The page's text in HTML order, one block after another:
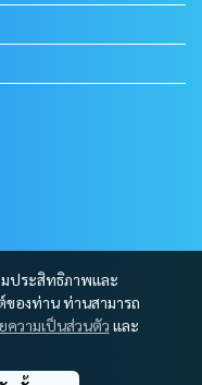
มประสิทธิภาพและ
ของท่าน ท่านสามารถ
ความเป็นส่วนตัว และ